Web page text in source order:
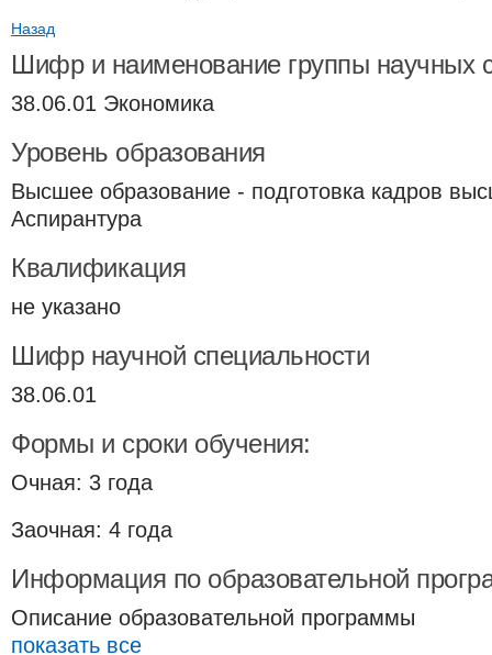
Назад
Шифр и наименование группы научных
38.06.01 Экономика
Уровень образования
Высшее образование - подготовка кадров
Аспирантура
Квалификация
не указано
Шифр научной специальности
38.06.01
Формы и сроки обучения:
Очная: 3 года
Заочная: 4 года
Информация по образовательной
Описание образовательной программы
показать все